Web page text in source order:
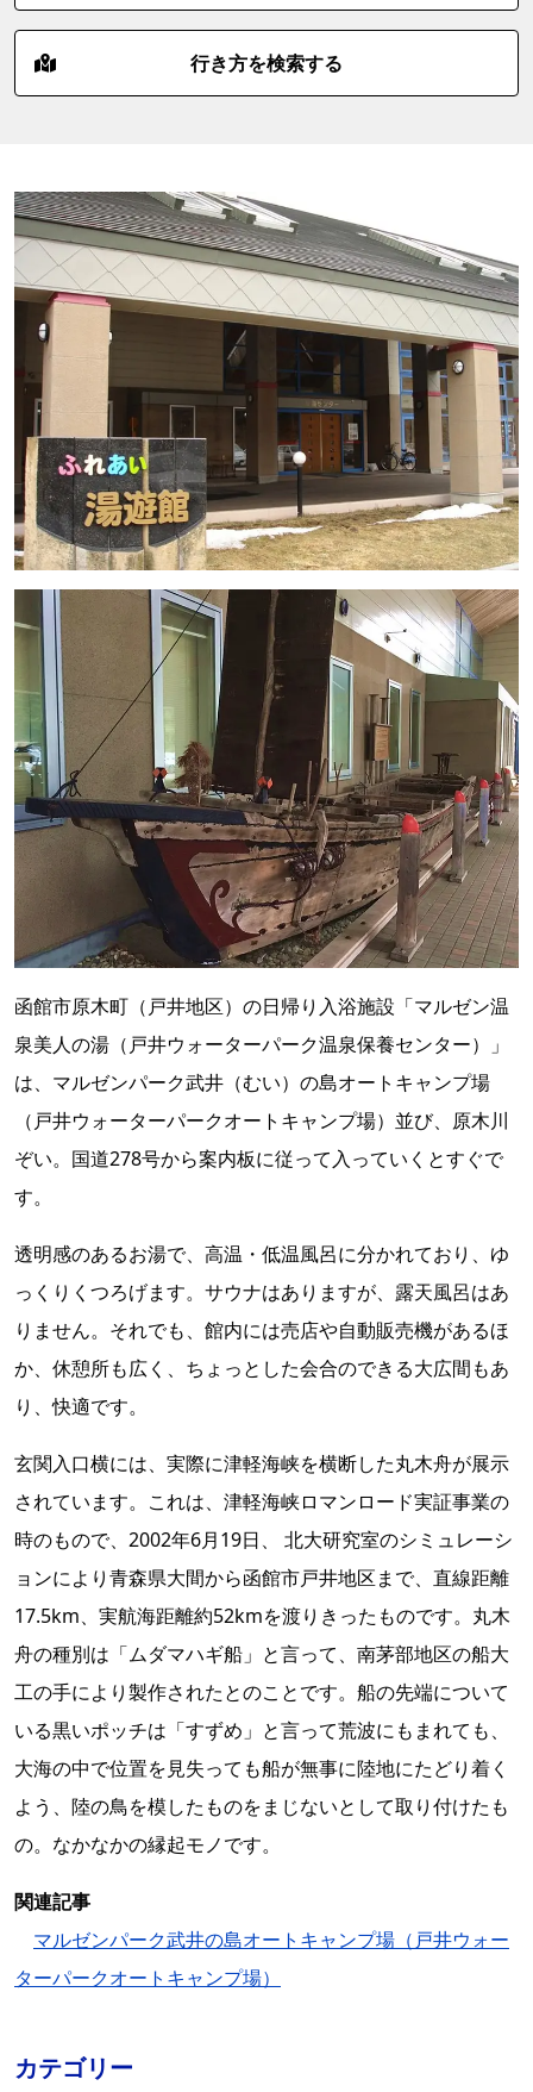
行き方を検索する
函館市原木町（戸井地区）の日帰り入浴施設「マルゼン温
泉美人の湯（戸井ウォーターパーク温泉保養センター）」
は、マルゼンパーク武井（むい）の島オートキャンプ場
（戸井ウォーターパークオートキャンプ場）並び、原木川
ぞい。国道278号から案内板に従って入っていくとすぐで
す。
透明感のあるお湯で、高温・低温風呂に分かれており、ゆ
っくりくつろげます。サウナはありますが、露天風呂はあ
りません。それでも、館内には売店や自動販売機があるほ
か、休憩所も広く、ちょっとした会合のできる大広間もあ
り、快適です。
玄関入口横には、実際に津軽海峡を横断した丸木舟が展示
されています。これは、津軽海峡ロマンロード実証事業の
時のもので、2002年6月19日、 北大研究室のシミュレーシ
ョンにより青森県大間から函館市戸井地区まで、直線距離
17.5km、実航海距離約52kmを渡りきったものです。丸木
舟の種別は「ムダマハギ船」と言って、南茅部地区の船大
工の手により製作されたとのことです。船の先端について
いる黒いポッチは「すずめ」と言って荒波にもまれても、
大海の中で位置を見失っても船が無事に陸地にたどり着く
よう、陸の鳥を模したものをまじないとして取り付けたも
の。なかなかの縁起モノです。
関連記事
マルゼンパーク武井の島オートキャンプ場（戸井ウォー
ターパークオートキャンプ場）
カテゴリー